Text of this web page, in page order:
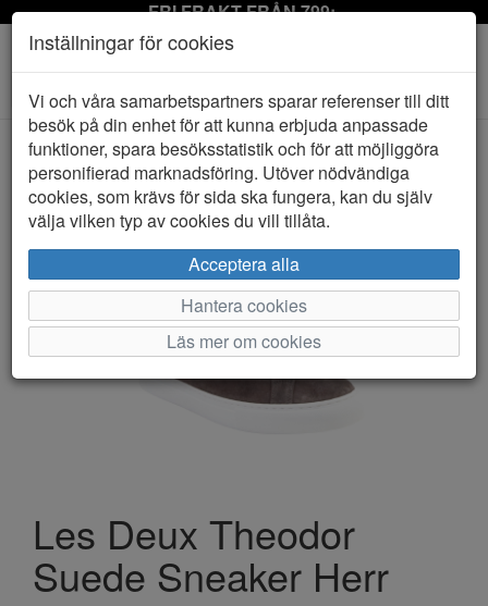
FRI FRAKT FRÅN 799:-
Toggle
navigation
HEM LES DEUX
Les Deux Theodor
Suede Sneaker Herr
Inställningar för cookies
Vi och våra samarbetspartners sparar referenser till ditt
besök på din enhet för att kunna erbjuda anpassade
funktioner, spara besöksstatistik och för att möjliggöra
personifierad marknadsföring. Utöver nödvändiga
cookies, som krävs för sida ska fungera, kan du själv
välja vilken typ av cookies du vill tillåta.
Acceptera alla
Hantera cookies
Läs mer om cookies